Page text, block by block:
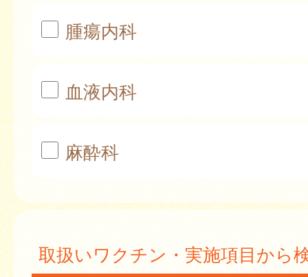
腫瘍内科
血液内科
麻酔科
取扱いワクチン・実施項目から